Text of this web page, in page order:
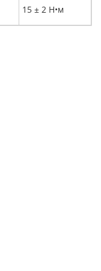
15 ± 2 Н•м